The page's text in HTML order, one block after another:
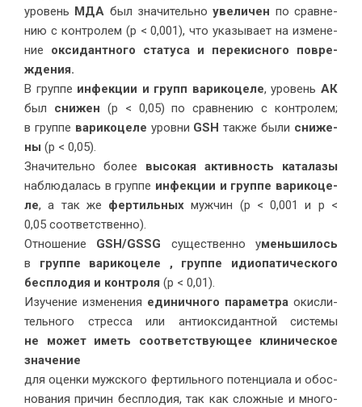
уро­вень МДА был зна­чи­тель­ноуве­ли­чен по срав­не­
нию с кон­тро­лем (р < 0,001), что ука­зы­ва­ет на из­ме­не­
ние ок­си­дант­но­го ста­ту­са и пе­ре­кис­но­го по­вре­
ждения.
В груп­пе ин­фек­ции и групп ва­ри­ко­це­ле, уро­веньАК
был сни­жен (р < 0,05) по срав­не­нию с кон­тро­лем;
в груп­пе ва­ри­ко­це­ле уров­ни GSH так­же бы­ли сни­же­
ны (р < 0,05).
Зна­чи­тель­но бо­лее вы­со­кая ак­тив­ность ка­та­ла­зы
на­блю­да­лась в груп­пе ин­фек­ции и груп­пе ва­ри­ко­це­
ле, а так же фер­тиль­ных муж­чин (р < 0,001 и р <
0,05 со­от­вет­ствен­но).
От­но­ше­ние GSH/GSSG су­ще­ствен­но умень­ши­лось
в груп­пе ва­ри­ко­це­ле , груп­пе идио­па­ти­че­ско­го
бес­пло­дия и кон­тро­ля (р < 0,01).
Изу­че­ние из­ме­не­ния еди­нич­но­го па­ра­мет­ра окис­ли­
тель­но­го стрес­са или ан­ти­ок­си­дант­ной си­сте­мы
не мо­жет иметь со­от­вет­ству­ю­щее кли­ни­че­ское
зна­че­ние
для оцен­ки муж­ско­го фер­тиль­но­го по­тен­ци­а­ла и обос­
но­ва­ния при­чин бес­пло­дия, так как слож­ные и мно­го­